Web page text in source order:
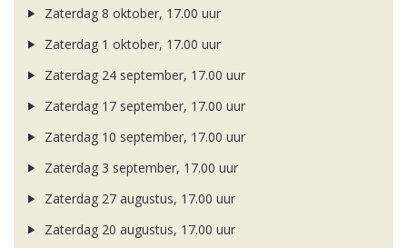
Zaterdag 8 oktober, 17.00 uur
Zaterdag 1 oktober, 17.00 uur
Zaterdag 24 september, 17.00 uur
Zaterdag 17 september, 17.00 uur
Zaterdag 10 september, 17.00 uur
Zaterdag 3 september, 17.00 uur
Zaterdag 27 augustus, 17.00 uur
Zaterdag 20 augustus, 17.00 uur